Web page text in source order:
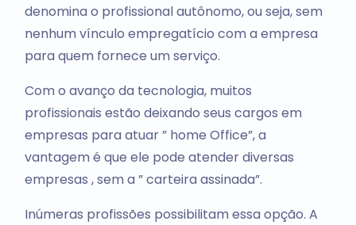
denomina o profissional autônomo, ou seja, sem
nenhum vínculo empregatício com a empresa
para quem fornece um serviço.
Com o avanço da tecnologia, muitos
profissionais estão deixando seus cargos em
empresas para atuar ” home Office”, a
vantagem é que ele pode atender diversas
empresas , sem a ” carteira assinada”.
Inúmeras profissões possibilitam essa opção. A